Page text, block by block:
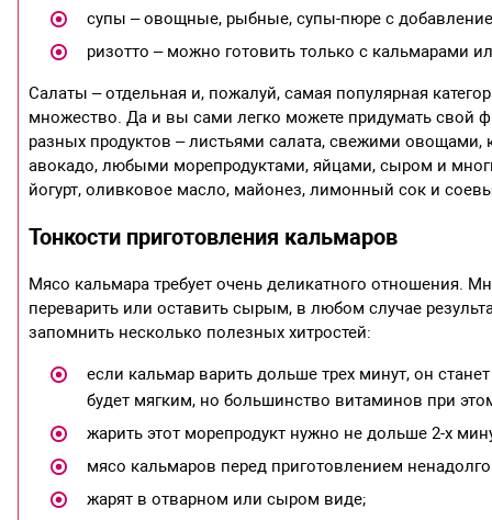
супы – овощные, рыбные, супы-пюре с
ризотто – можно готовить только с кальмарами
Салаты – отдельная и, пожалуй, самая популярная
множество. Да и вы сами легко можете придумать свой
разных продуктов – листьями салата, свежими
авокадо, любыми морепродуктами, яйцами, сыром и
йогурт, оливковое масло, майонез, лимонный сок и
Тонкости приготовления кальмаров
Мясо кальмара требует очень деликатного отношения.
переварить или оставить сырым, в любом случае
запомнить несколько полезных хитростей:
если кальмар варить дольше трех минут, он
будет мягким, но большинство витаминов при
жарить этот морепродукт нужно не дольше 2-х
мясо кальмаров перед приготовлением
жарят в отварном или сыром виде;